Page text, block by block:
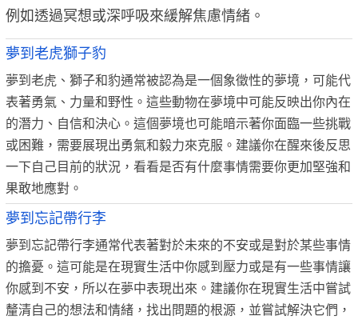
例如透過冥想或深呼吸來緩解焦慮情緒。
夢到老虎獅子豹
夢到老虎、獅子和豹通常被認為是一個象徵性的夢境，可能代
表著勇氣、力量和野性。這些動物在夢境中可能反映出你內在
的潛力、自信和決心。這個夢境也可能暗示著你面臨一些挑戰
或困難，需要展現出勇氣和毅力來克服。建議你在醒來後反思
一下自己目前的狀況，看看是否有什麼事情需要你更加堅強和
果敢地應對。
夢到忘記帶行李
夢到忘記帶行李通常代表著對於未來的不安或是對於某些事情
的擔憂。這可能是在現實生活中你感到壓力或是有一些事情讓
你感到不安，所以在夢中表現出來。建議你在現實生活中嘗試
釐清自己的想法和情緒，找出問題的根源，並嘗試解決它們，